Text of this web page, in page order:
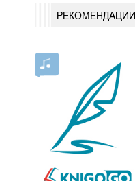
РЕКОМЕНДАЦИИ